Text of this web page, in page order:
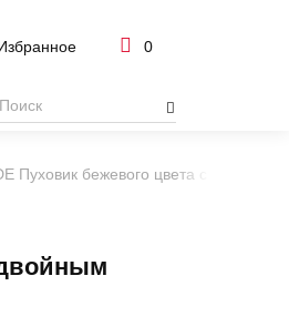
0
Пуховик бежевого цвета с